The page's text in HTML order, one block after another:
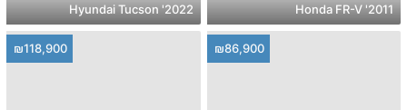
2011' Honda FR-V
2022' Hyundai Tucson
₪86,900
₪118,900